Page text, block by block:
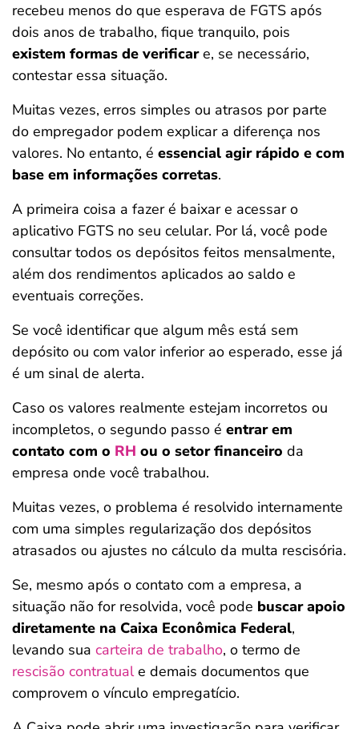
recebeu menos do que esperava de FGTS após
dois anos de trabalho, fique tranquilo, pois
existem formas de verificare, se necessário,
contestar essa situação.
Muitas vezes, erros simples ou atrasos por parte
do empregador podem explicar a diferença nos
valores. No entanto, é essencial agir rápido e com
base em informações corretas.
A primeira coisa a fazer é baixar e acessar o
aplicativo FGTS no seu celular. Por lá, você pode
consultar todos os depósitos feitos mensalmente,
além dos rendimentos aplicados ao saldo e
eventuais correções.
Se você identificar que algum mês está sem
depósito ou com valor inferior ao esperado, esse já
é um sinal de alerta.
Caso os valores realmente estejam incorretos ou
incompletos, o segundo passo é entrar em
contato com o RH ou o setor financeiro da
empresa onde você trabalhou.
Muitas vezes, o problema é resolvido internamente
com uma simples regularização dos depósitos
atrasados ou ajustes no cálculo da multa rescisória.
Se, mesmo após o contato com a empresa, a
situação não for resolvida, você pode buscar apoio
diretamente na Caixa Econômica Federal,
levando sua carteira de trabalho, o termo de
rescisão contratuale demais documentos que
comprovem o vínculo empregatício.